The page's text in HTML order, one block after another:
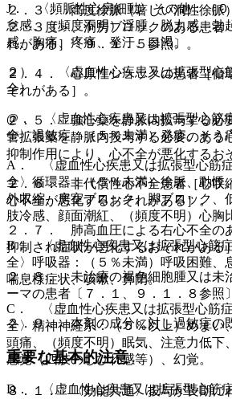
２．３． 高度徐脈（著しい洞性徐脈
２・３度＞、洞房ブロックのある患者
れがある］〔９．１．５参照〕。
２．４． 心原性ショックの患者［循
それがある］。
２．５． 強心薬を静脈内投与する必
管拡張薬を静脈内投与する必要のある
抑制作用により、心不全が悪化するお
２．６． 非代償性心不全患者［心収
心不全が悪化するおそれがある］。
２．７． 肺高血圧による右心不全の
抑制され症状が悪化するおそれがある
２．８． 未治療の褐色細胞腫又は未
ーマの患者〔７．１、９．１．８参照
２．９． 本剤の成分に対し過敏症の
重要な基本的注意
８．１． 〈効能共通〉投与が長期に
J． 〈頻脈性心房細動〉その他：（０
怠感、（頻度不明）浮腫、脱力感、勃
感、胸痛、疼痛、発汗、口渇。
２）． 〈虚血性心疾患又は拡張型心
全〉
@． 〈虚血性心疾患又は拡張型心筋
全〉過敏症：（５％未満）発疹、そう
A． 〈虚血性心疾患又は拡張型心筋
全〉循環器：（５％未満）徐脈、動悸
外収縮、房室ブロック、脚ブロック、
肢冷感、顔面潮紅、（頻度不明）心胸
B． 〈虚血性心疾患又は拡張型心筋
全〉呼吸器：（５％未満）呼吸困難、
喘息様症状、咳嗽、鼻閉。
C． 〈虚血性心疾患又は拡張型心筋
全〉精神神経系：（５％以上）めまい
頭痛、（頻度不明）眠気、注意力低下
感覚（四肢のしびれ感等）、幻覚。
D． 〈虚血性心疾患又は拡張型心筋